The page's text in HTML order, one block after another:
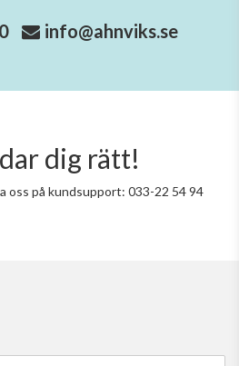
info@ahnviks.se
dig rätt!
oss på kundsupport: 033-22 54 94